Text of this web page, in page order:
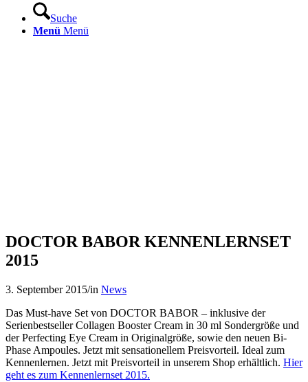
Suche
Menü Menü
DOCTOR BABOR KENNENLERNSET
2015
3. September 2015/in News
Das Must-have Set von DOCTOR BABOR – inklusive der
Serienbestseller Collagen Booster Cream in 30 ml Sondergröße und
der Perfecting Eye Cream in Originalgröße, sowie den neuen Bi-
Phase Ampoules. Jetzt mit sensationellem Preisvorteil. Ideal zum
Kennenlernen. Jetzt mit Preisvorteil in unserem Shop erhältlich. Hier
geht es zum Kennenlernset 2015.